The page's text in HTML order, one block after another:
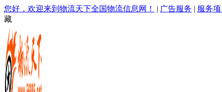
您好，欢迎来到物流天下全国物流信息网！ | 广告服务 | 服务
藏